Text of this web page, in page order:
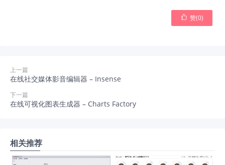
 赞(0)
上一篇
在线社交媒体影音编辑器 – Insense
下一篇
在线可视化图表生成器 – Charts Factory
相关推荐